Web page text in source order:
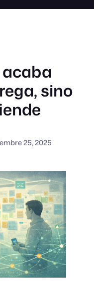
sino
25, 2025